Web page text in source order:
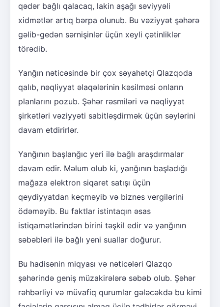
qədər bağlı qalacaq, lakin aşağı səviyyəli
xidmətlər artıq bərpa olunub. Bu vəziyyət şəhərə
gəlib-gedən sərnişinlər üçün xeyli çətinliklər
törədib.
Yanğın nəticəsində bir çox səyahətçi Qlazqoda
qalıb, nəqliyyat əlaqələrinin kəsilməsi onların
planlarını pozub. Şəhər rəsmiləri və nəqliyyat
şirkətləri vəziyyəti sabitləşdirmək üçün səylərini
davam etdirirlər.
Yanğının başlanğıc yeri ilə bağlı araşdırmalar
davam edir. Məlum olub ki, yanğının başladığı
mağaza elektron siqaret satışı üçün
qeydiyyatdan keçməyib və biznes vergilərini
ödəməyib. Bu faktlar istintaqın əsas
istiqamətlərindən birini təşkil edir və yanğının
səbəbləri ilə bağlı yeni suallar doğurur.
Bu hadisənin miqyası və nəticələri Qlazqo
şəhərində geniş müzakirələrə səbəb olub. Şəhər
rəhbərliyi və müvafiq qurumlar gələcəkdə bu kimi